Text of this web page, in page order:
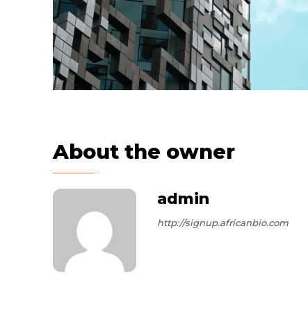
About the owner
admin
http://signup.africanbio.com